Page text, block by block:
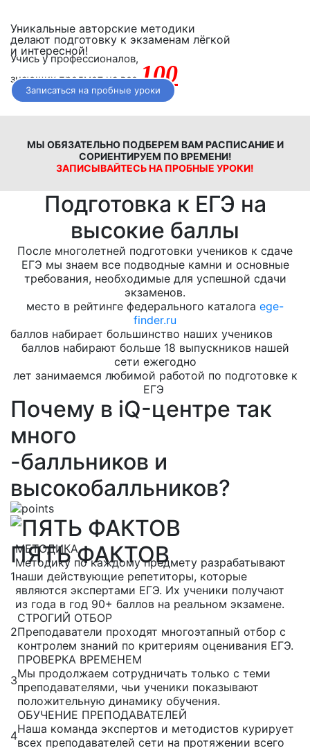
Уникальные авторские методики
делают подготовку к экзаменам лёгкой
и интересной!
Учись у профессионалов,
знающих предмет на все100
Записаться на пробные уроки
МЫ ОБЯЗАТЕЛЬНО ПОДБЕРЕМ ВАМ РАСПИСАНИЕ И
СОРИЕНТИРУЕМ ПО ВРЕМЕНИ!
ЗАПИСЫВАЙТЕСЬ НА ПРОБНЫЕ УРОКИ!
Подготовка к ЕГЭ на
высокие баллы
После многолетней подготовки учеников к сдаче
ЕГЭ мы знаем все подводные камни и основные
требования, необходимые для успешной сдачи
экзаменов.
место в рейтинге федерального каталога ege-
finder.ru
баллов набирает большинство наших учеников
баллов набирают больше 18 выпускников нашей
сети ежегодно
лет занимаемся любимой работой по подготовке к
ЕГЭ
Почему в iQ-центре так
много
-балльников и
высокобалльников?
ПЯТЬ ФАКТОВ
1
МЕТОДИКА
Методику по каждому предмету разрабатывают
наши действующие репетиторы, которые
являются экспертами ЕГЭ. Их ученики получают
из года в год 90+ баллов на реальном экзамене.
2
СТРОГИЙ ОТБОР
Преподаватели проходят многоэтапный отбор с
контролем знаний по критериям оценивания ЕГЭ.
3
ПРОВЕРКА ВРЕМЕНЕМ
Мы продолжаем сотрудничать только с теми
преподавателями, чьи ученики показывают
положительную динамику обучения.
4
ОБУЧЕНИЕ ПРЕПОДАВАТЕЛЕЙ
Наша команда экспертов и методистов курирует
всех преподавателей сети на протяжении всего